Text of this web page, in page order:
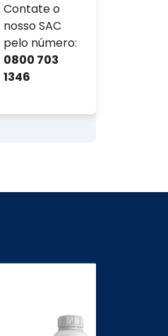
Contate o
nosso SAC
pelo número:
0800 703
1346